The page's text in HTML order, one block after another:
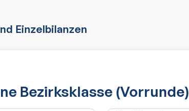
Einzelbilanzen
Bezirksklasse (Vorrunde)